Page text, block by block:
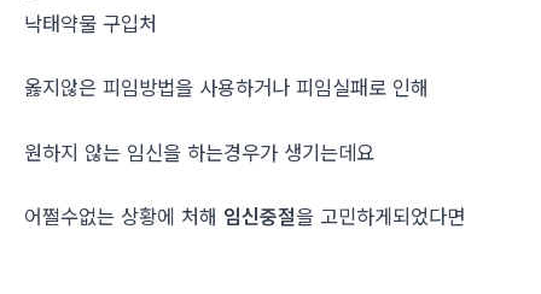
낙­태약물 구입처
옳지않은 피임방법을 사용하거나 피임실패로 인해
원하지 않는 임신을 하는경우가 생기는데요
어쩔수없는 상황에 처해 임신중절을 고민하게되었다면